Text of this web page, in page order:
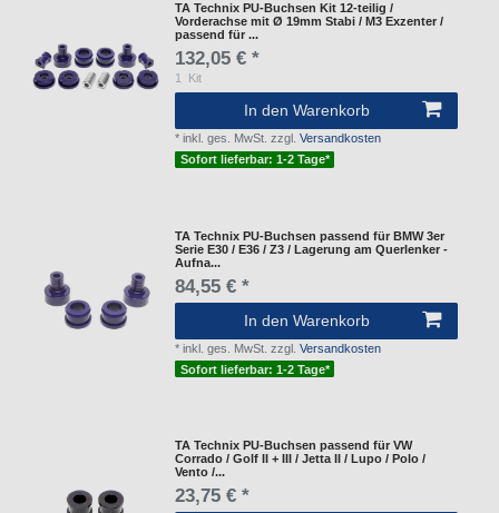
TA Technix PU-Buchsen Kit 12-teilig /
Vorderachse mit Ø 19mm Stabi / M3 Exzenter /
passend für ...
132,05 € *
1 Kit
In den Warenkorb
*inkl. ges. MwSt. zzgl.Versandkosten
Sofort lieferbar: 1-2 Tage*
TA Technix PU-Buchsen passend für BMW 3er
Serie E30 / E36 / Z3 / Lagerung am Querlenker -
Aufna...
84,55 € *
In den Warenkorb
*inkl. ges. MwSt. zzgl.Versandkosten
Sofort lieferbar: 1-2 Tage*
TA Technix PU-Buchsen passend für VW
Corrado / Golf II + III / Jetta II / Lupo / Polo /
Vento /...
23,75 € *